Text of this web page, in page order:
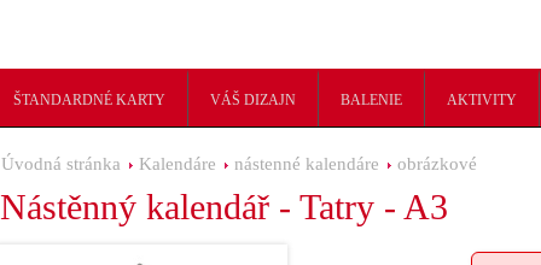
ŠTANDARDNÉ KARTY VÁŠ DIZAJN BALENIE AKTIVITY
Úvodná stránka Kalendáre nástenné kalendáre obrázkové
Nástěnný kalendář - Tatry - A3